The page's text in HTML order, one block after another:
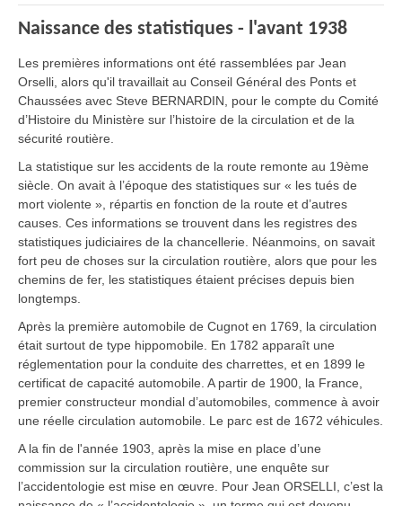
Naissance des statistiques - l'avant 1938
Les premières informations ont été rassemblées par Jean
Orselli, alors qu'il travaillait au Conseil Général des Ponts et
Chaussées avec Steve BERNARDIN, pour le compte du Comité
d’Histoire du Ministère sur l’histoire de la circulation et de la
sécurité routière.
La statistique sur les accidents de la route remonte au 19ème
siècle. On avait à l’époque des statistiques sur « les tués de
mort violente », répartis en fonction de la route et d’autres
causes. Ces informations se trouvent dans les registres des
statistiques judiciaires de la chancellerie. Néanmoins, on savait
fort peu de choses sur la circulation routière, alors que pour les
chemins de fer, les statistiques étaient précises depuis bien
longtemps.
Après la première automobile de Cugnot en 1769, la circulation
était surtout de type hippomobile. En 1782 apparaît une
réglementation pour la conduite des charrettes, et en 1899 le
certificat de capacité automobile. A partir de 1900, la France,
premier constructeur mondial d’automobiles, commence à avoir
une réelle circulation automobile. Le parc est de 1672 véhicules.
A la fin de l'année 1903, après la mise en place d’une
commission sur la circulation routière, une enquête sur
l’accidentologie est mise en œuvre. Pour Jean ORSELLI, c’est la